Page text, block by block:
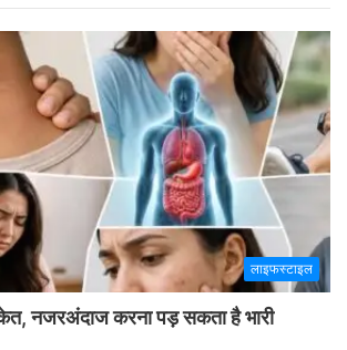
लाइफस्टाइल
नजरअंदाज करना पड़ सकता है भारी